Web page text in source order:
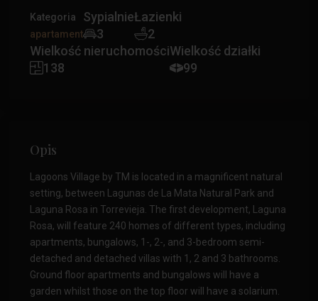
Kategoria
apartament
Sypialnie
3
Łazienki
2
Wielkość nieruchomości
138
Wielkość działki
99
Opis
Lagoons Village by TM is located in a magnificent natural
setting, between Lagunas de La Mata Natural Park and
Laguna Rosa in Torrevieja. The first development, Laguna
Rosa, will feature 240 homes of different types, including
apartments, bungalows, 1-, 2-, and 3-bedroom semi-
detached and detached villas with 1, 2 and 3 bathrooms.
Ground floor apartments and bungalows will have a
garden whilst those on the top floor will have a solarium.